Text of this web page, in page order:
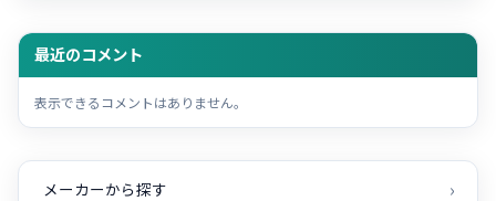
最近のコメント
表示できるコメントはありません。
メーカーから探す